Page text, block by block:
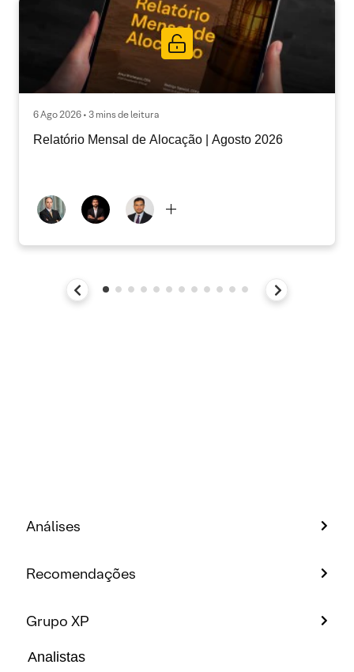
6 Ago 2026 • 3 mins de leitura
Relatório Mensal de Alocação | Agosto 2026
Análises
Recomendações
Grupo XP
Analistas